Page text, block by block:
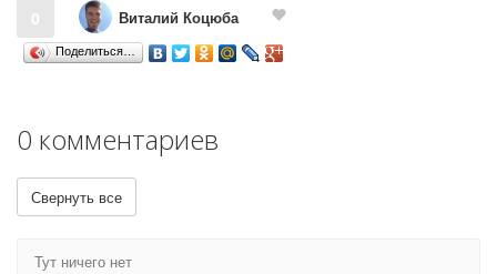
0 Виталий Коцюба
Поделиться…
0 комментариев
Свернуть все
Тут ничего нет